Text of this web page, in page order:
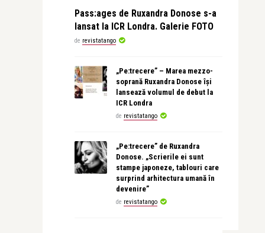
Pass:ages de Ruxandra Donose s-a
lansat la ICR Londra. Galerie FOTO
de revistatango
„Pe:trecere” – Marea mezzo-
soprană Ruxandra Donose își
lansează volumul de debut la
ICR Londra
de revistatango
„Pe:trecere” de Ruxandra
Donose. „Scrierile ei sunt
stampe japoneze, tablouri care
surprind arhitectura umană în
devenire”
de revistatango